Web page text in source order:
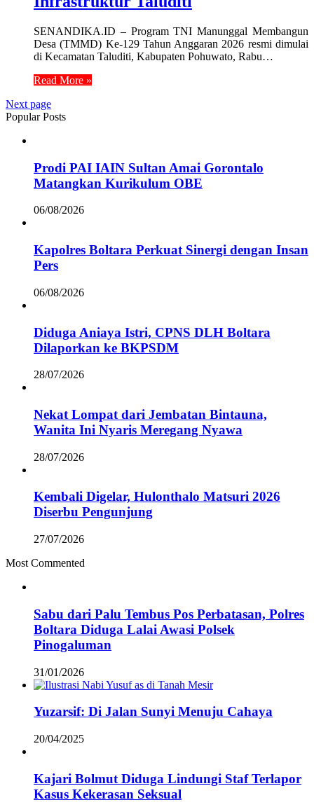
SENANDIKA.ID – Program TNI Manunggal Membangun
Desa (TMMD) Ke-129 Tahun Anggaran 2026 resmi dimulai
di Kecamatan Taluditi, Kabupaten Pohuwato, Rabu…
Read More »
Next page
Popular Posts
Prodi PAI IAIN Sultan Amai Gorontalo
Matangkan Kurikulum OBE
06/08/2026
Kapolres Boltara Perkuat Sinergi dengan Insan
Pers
06/08/2026
Diduga Aniaya Istri, CPNS DLH Boltara
Dilaporkan ke BKPSDM
28/07/2026
Nekat Lompat dari Jembatan Bintauna,
Wanita Ini Nyaris Meregang Nyawa
28/07/2026
Kembali Digelar, Hulonthalo Matsuri 2026
Diserbu Pengunjung
27/07/2026
Most Commented
Sabu dari Palu Tembus Pos Perbatasan, Polres
Boltara Diduga Lalai Awasi Polsek
Pinogaluman
31/01/2026
Yuzarsif: Di Jalan Sunyi Menuju Cahaya
20/04/2025
Kajari Bolmut Diduga Lindungi Staf Terlapor
Kasus Kekerasan Seksual